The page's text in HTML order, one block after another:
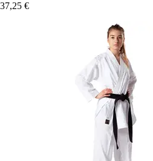
37,25 €